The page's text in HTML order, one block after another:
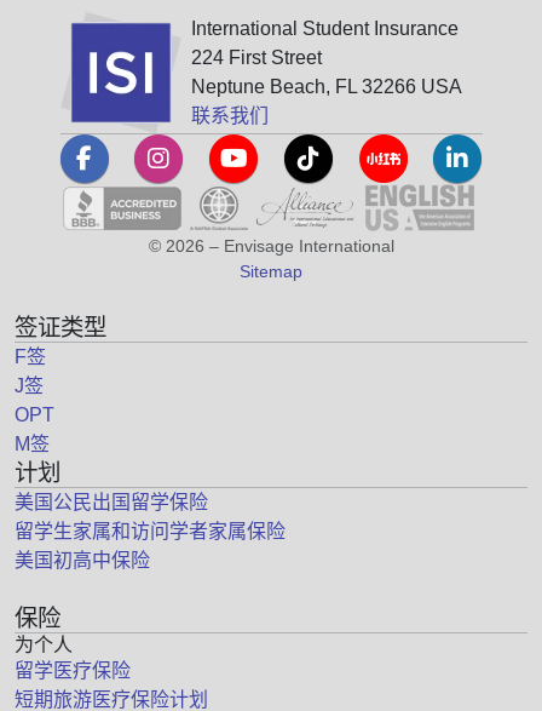
International Student Insurance
224 First Street
Neptune Beach, FL 32266 USA
联系我们
© 2026 – Envisage International
Sitemap
签证类型
F签
J签
OPT
M签
计划
美国公民出国留学保险
留学生家属和访问学者家属保险
美国初高中保险
保险
为个人
留学医疗保险
短期旅游医疗保险计划